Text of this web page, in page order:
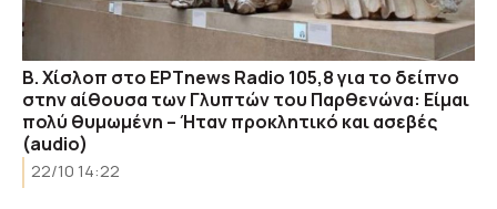
Β. Χίσλοπ στο ΕΡΤnews Radio 105,8 για το δείπνο
στην αίθουσα των Γλυπτών του Παρθενώνα: Είμαι
πολύ θυμωμένη – Ήταν προκλητικό και ασεβές
(audio)
22/10 14:22